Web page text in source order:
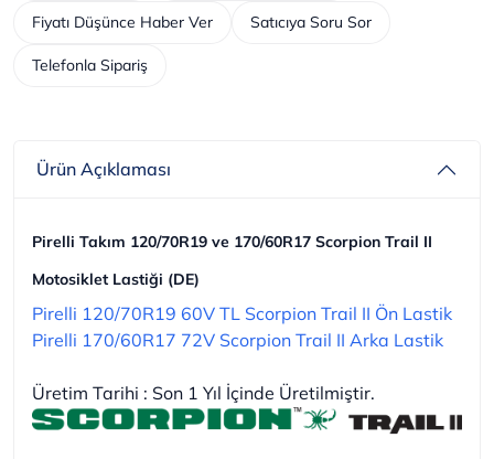
Telefonla Sipariş
Fiyatı Düşünce Haber Ver Satıcıya Soru Sor
Ürün Açıklaması
Pirelli Takım 120/70R19 ve 170/60R17 Scorpion Trail II
Motosiklet Lastiği (DE)
Pirelli 120/70R19 60V TL Scorpion Trail II Ön Lastik
Pirelli 170/60R17 72V Scorpion Trail II Arka Lastik
Üretim Tarihi : Son 1 Yıl İçinde Üretilmiştir.